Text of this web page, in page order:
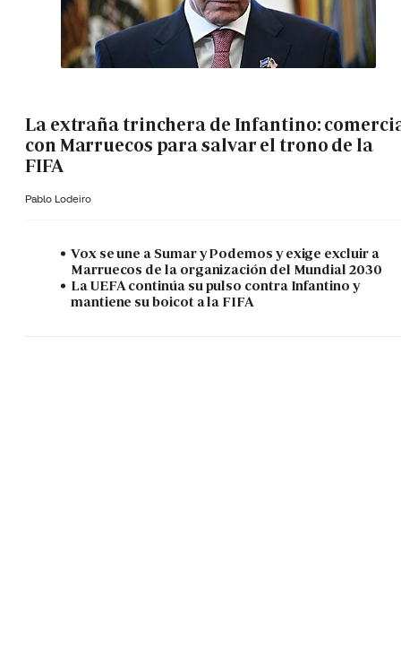
La extraña trinchera de Infantino:
con Marruecos para salvar el trono de la
FIFA
Pablo Lodeiro
Vox se une a Sumar y Podemos y exige excluir a
Marruecos de la organización del Mundial 2030
La UEFA continúa su pulso contra Infantino y
mantiene su boicot a la FIFA